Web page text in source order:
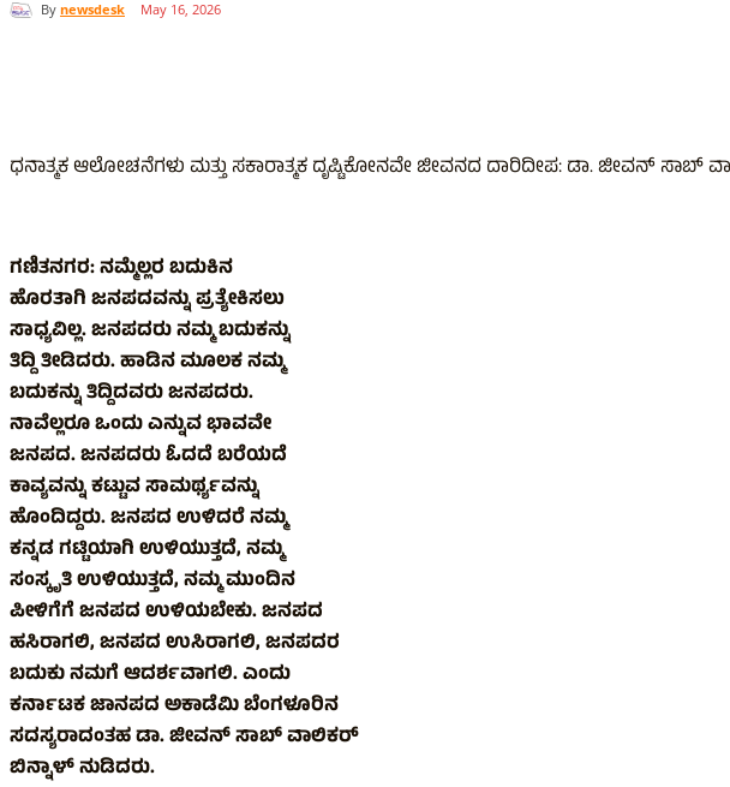
By newsdesk May 16, 2026
ಧನಾತ್ಮಕ ಆಲೋಚನೆಗಳು ಮತ್ತು ಸಕಾರಾತ್ಮಕ ದೃಷ್ಟಿಕೋನವೇ ಜೀವನದ ದಾರಿದೀಪ: ಡಾ. ಜೀವನ್ ಸಾಬ್
ಗಣಿತನಗರ: ನಮ್ಮೆಲ್ಲರ ಬದುಕಿನ
ಹೊರತಾಗಿ ಜನಪದವನ್ನು ಪ್ರತ್ಯೇಕಿಸಲು
ಸಾಧ್ಯವಿಲ್ಲ. ಜನಪದರು ನಮ್ಮ ಬದುಕನ್ನು
ತಿದ್ದಿ ತೀಡಿದರು. ಹಾಡಿನ ಮೂಲಕ ನಮ್ಮ
ಬದುಕನ್ನು ತಿದ್ದಿದವರು ಜನಪದರು.
ನಾವೆಲ್ಲರೂ ಒಂದು ಎನ್ನುವ ಭಾವವೇ
ಜನಪದ. ಜನಪದರು ಓದದೆ ಬರೆಯದೆ
ಕಾವ್ಯವನ್ನು ಕಟ್ಟುವ ಸಾಮರ್ಥ್ಯವನ್ನು
ಹೊಂದಿದ್ದರು. ಜನಪದ ಉಳಿದರೆ ನಮ್ಮ
ಕನ್ನಡ ಗಟ್ಟಿಯಾಗಿ ಉಳಿಯುತ್ತದೆ, ನಮ್ಮ
ಸಂಸ್ಕೃತಿ ಉಳಿಯುತ್ತದೆ, ನಮ್ಮ ಮುಂದಿನ
ಪೀಳಿಗೆಗೆ ಜನಪದ ಉಳಿಯಬೇಕು. ಜನಪದ
ಹಸಿರಾಗಲಿ, ಜನಪದ ಉಸಿರಾಗಲಿ, ಜನಪದರ
ಬದುಕು ನಮಗೆ ಆದರ್ಶವಾಗಲಿ. ಎಂದು
ಕರ್ನಾಟಕ ಜಾನಪದ ಅಕಾಡೆಮಿ ಬೆಂಗಳೂರಿನ
ಸದಸ್ಯರಾದಂತಹ ಡಾ. ಜೀವನ್ ಸಾಬ್ ವಾಲಿಕರ್
ಬಿನ್ನಾಳ್ ನುಡಿದರು.